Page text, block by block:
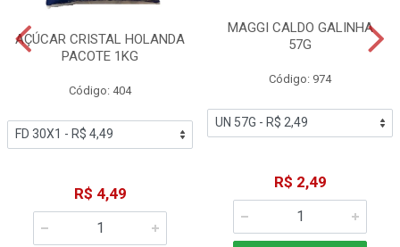
AÇÚCAR CRISTAL HOLANDA
PACOTE 1KG
Código: 404
R$ 4,49
MAGGI CALDO GALINHA
57G
Código: 974
R$ 2,49